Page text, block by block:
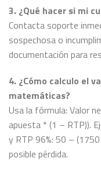
3. ¿Qué hacer si mi
Contacta soporte
sospechosa o
documentación para
4. ¿Cómo calculo el
matemáticas?
Usa la fórmula: Valor
apuesta * (1 – RTP)).
y RTP 96%: 50 –
posible pérdida.